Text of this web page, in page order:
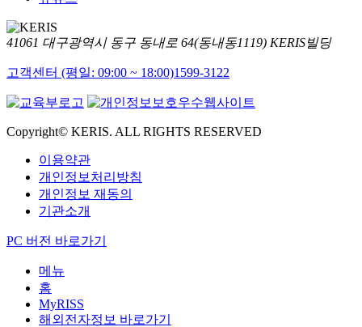
41061 대구광역시 동구 동내로 64(동내동1119) KERIS빌딩
고객센터 (평일: 09:00 ~ 18:00)1599-3122
Copyright© KERIS. ALL RIGHTS RESERVED
이용약관
개인정보처리방침
개인정보 재동의
기관소개
PC 버전 바로가기
메뉴
홈
MyRISS
해외전자정보 바로가기